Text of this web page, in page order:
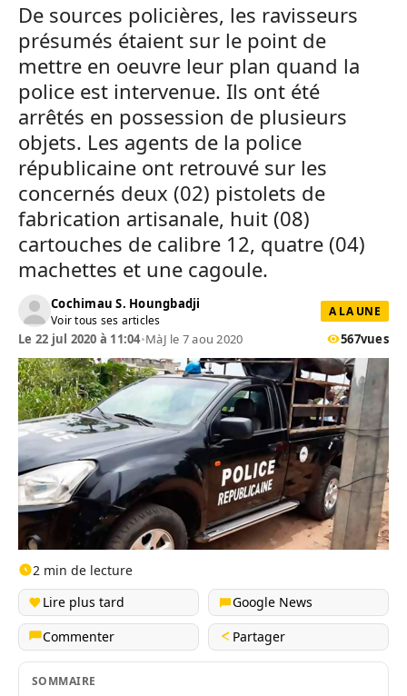
De sources policières, les ravisseurs
présumés étaient sur le point de
mettre en oeuvre leur plan quand la
police est intervenue. Ils ont été
arrêtés en possession de plusieurs
objets. Les agents de la police
républicaine ont retrouvé sur les
concernés deux (02) pistolets de
fabrication artisanale, huit (08)
cartouches de calibre 12, quatre (04)
machettes et une cagoule.
Cochimau S. Houngbadji
Voir tous ses articles
A LA UNE
Le 22 jul 2020 à 11:04•MàJ le 7 aou 2020 567vues
2 min de lecture
Lire plus tard
Google News
Commenter
Partager
SOMMAIRE